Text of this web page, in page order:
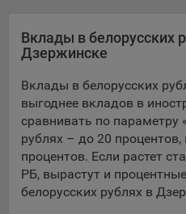
сервис показа
Europe AG, Werftestrasse 4,
предоставляемый
House Barrow Street Dublin
Сохранить
Сохранить
Вклады в белорусских
Дзержинске
Вклады в белорусских
выгоднее вкладов в
сравнивать по параметру
рублях – до 20
процентов. Если растет
РБ, вырастут и
белорусских рублях в